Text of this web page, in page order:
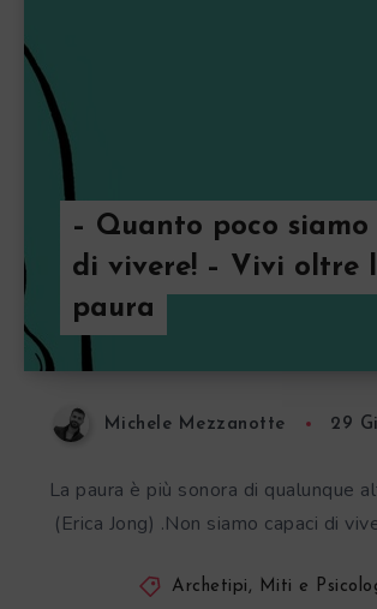
– Quanto poco siamo
di vivere! – Vivi oltre
paura
Michele Mezzanotte 29
La paura è più sonora di qualunque
(Erica Jong) .Non siamo capaci di
Archetipi, Miti e